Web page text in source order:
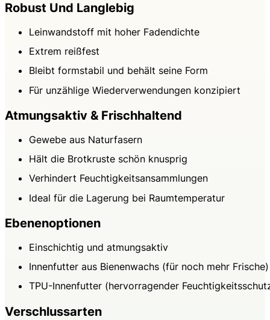
Robust Und Langlebig
Leinwandstoff mit hoher Fadendichte
Extrem reißfest
Bleibt formstabil und behält seine Form
Für unzählige Wiederverwendungen konzipiert
Atmungsaktiv & Frischhaltend
Gewebe aus Naturfasern
Hält die Brotkruste schön knusprig
Verhindert Feuchtigkeitsansammlungen
Ideal für die Lagerung bei Raumtemperatur
Ebenenoptionen
Einschichtig und atmungsaktiv
Innenfutter aus Bienenwachs (für noch mehr Frische)
TPU-Innenfutter (hervorragender
Verschlussarten